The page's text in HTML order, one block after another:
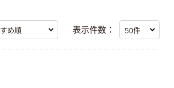
表示件数：